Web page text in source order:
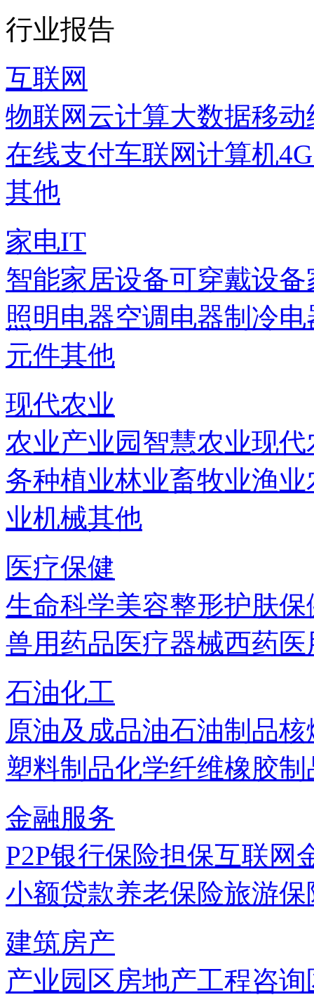
行业报告
互联网
物联网 云计算大数据移动
在线支付车联网计算机
其他
家电IT
智能家居设备可穿戴设备
照明电器空调电器制冷电
元件其他
现代农业
农业产业园智慧农业现代
务种植业林业畜牧业渔业
业机械其他
医疗保健
生命科学美容整形护肤保
兽用药品医疗器械西药
石油化工
原油及成品油石油制品核
塑料制品化学纤维橡胶制
金融服务
P2P银行保险担保互联网
小额贷款养老保险旅游保
建筑房产
产业园区房地产工程咨询